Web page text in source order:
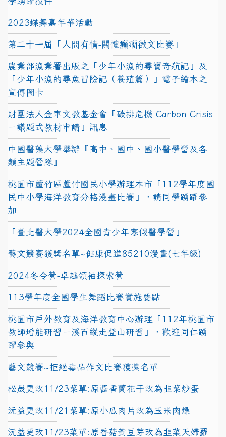
2023蝶舞嘉年華活動
第二十一屆「人間有情-關懷癲癇徵文比賽」
農業部漁業署出版之「少年小漁的尋寶奇航記」及
「少年小漁的尋魚冒險記（養殖篇）」電子繪本之
宣傳圖卡
財團法人金車文教基金會「碳排危機 Carbon Crisis
－議題式教材申請」訊息
中國醫藥大學舉辦『高中、國中、國小醫學營及各
類主題營隊』
桃園市蘆竹區蘆竹國民小學辦理本市「112學年度國
民中小學海洋教育分格漫畫比賽」，請同學踴躍參
加
「臺北醫大學2024全國青少年寒假醫學營」
藝文競賽獲獎名單~健康促進85210漫畫(七年級)
2024冬令營-卓越領袖探索營
113學年度全國學生舞蹈比賽實施要點
桃園市戶外教育及海洋教育中心辦理「112年桃園市
教師增能研習－溪百縱走登山研習」，歡迎同仁踴
躍參與
藝文競賽~拒絕毒品作文比賽獲獎名單
松晟更改11/23菜單:原醬香蘭花干改為韭菜炒蛋
沅益更改11/21菜單:原小瓜肉片改為玉米肉燥
沅益更改11/23菜單:原香菇黃豆芽改為韭菜天婦羅